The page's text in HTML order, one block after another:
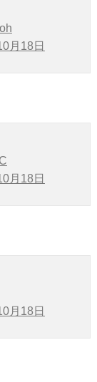
月18日
月18日
月18日